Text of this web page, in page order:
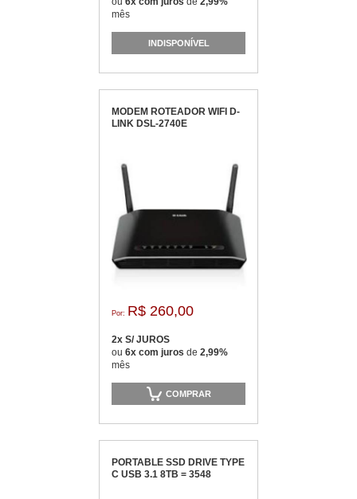
mês
INDISPONÍVEL
MODEM ROTEADOR WIFI D-
LINK DSL-2740E
Por: R$ 260,00
2x S/ JUROS
ou 6x com juros de 2,99%
mês
COMPRAR
PORTABLE SSD DRIVE TYPE
C USB 3.1 8TB = 3548